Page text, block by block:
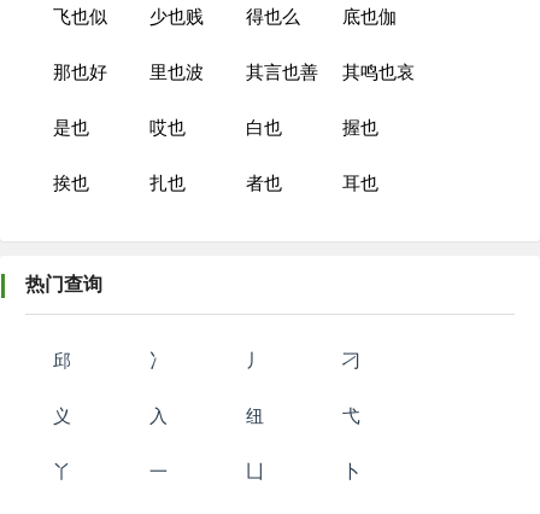
飞也似 少也贱 得也么 底也伽
那也好 里也波 其言也善 其鸣也哀
是也 哎也 白也 握也
挨也 扎也 者也 耳也
热门查询
邱 冫 丿 刁
义 入 纽 弋
丫 一 卜